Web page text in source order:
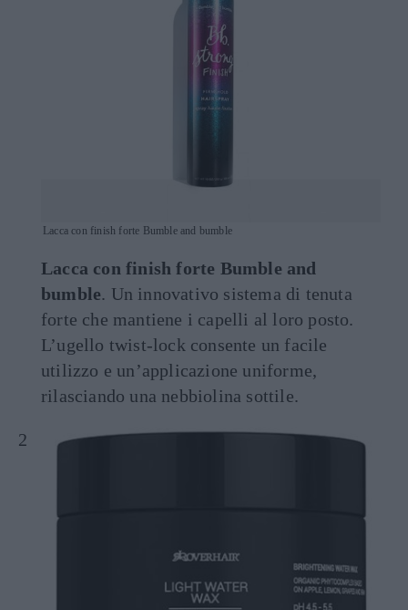
Lacca con finish forte Bumble and bumble
Lacca con finish forte Bumble and
bumble. Un innovativo sistema di tenuta
forte che mantiene i capelli al loro posto.
L’ugello twist-lock consente un facile
utilizzo e un’applicazione uniforme,
rilasciando una nebbiolina sottile.